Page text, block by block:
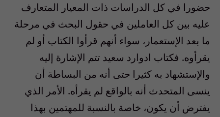
حضورا في كل الدراسات ذات المعيار المتعارف
عليه بين كل العاملين في حقول البحث في مرحلة
ما بعد الإستعمار، سواء أنهم قرأوا الكتاب أو لم
يقرأوه. فكتاب ادوارد سعيد تتم الإشارة إليه
والإستشهاد به كثيرا حتى أنه من البساطة أن
ينسى المتحدث أنه بالواقع لم يقرأه. الأمر الذي
يفترض أن يكون، خاصة بالنسبة للمهتمين بهذا